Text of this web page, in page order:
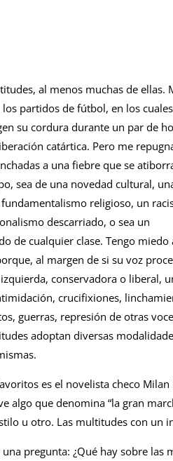
al menos muchas de ellas.
partidos de fútbol, en los
su cordura durante un par de
catártica. Pero me
a una fiebre que se
sea de una novedad cultural,
religioso, un
descarriado, o sea un
de cualquier clase. Tengo miedo
al margen de si su voz
conservadora o liberal,
crucifixiones,
guerras, represión de otras
adoptan diversas
es el novelista checo
algo que denomina “la gran
u otro. Las multitudes con un
pregunta: ¿Qué hay sobre